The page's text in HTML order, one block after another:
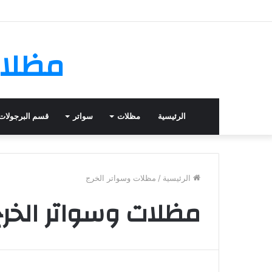
الرئيسية مظلات سواتر قسم
الرئيسية / مظلات وسواتر الخرج
مظلات وسواتر